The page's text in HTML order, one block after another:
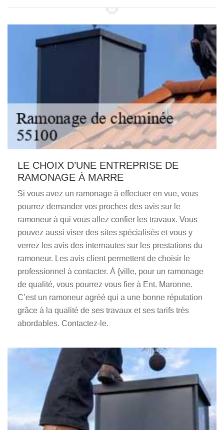
LE CHOIX D’UNE ENTREPRISE DE
RAMONAGE À MARRE
Si vous avez un ramonage à effectuer en vue, vous
pourrez demander vos proches des avis sur le
ramoneur à qui vous allez confier les travaux. Vous
pouvez aussi viser des sites spécialisés et vous y
verrez les avis des internautes sur les prestations du
ramoneur. Les avis client permettent de choisir le
professionnel à contacter. À {ville, pour un ramonage
de qualité, vous pourrez vous fier à Ent. Maronne.
C’est un ramoneur agréé qui a une bonne réputation
grâce à la qualité de ses travaux et ses tarifs très
abordables. Contactez-le.